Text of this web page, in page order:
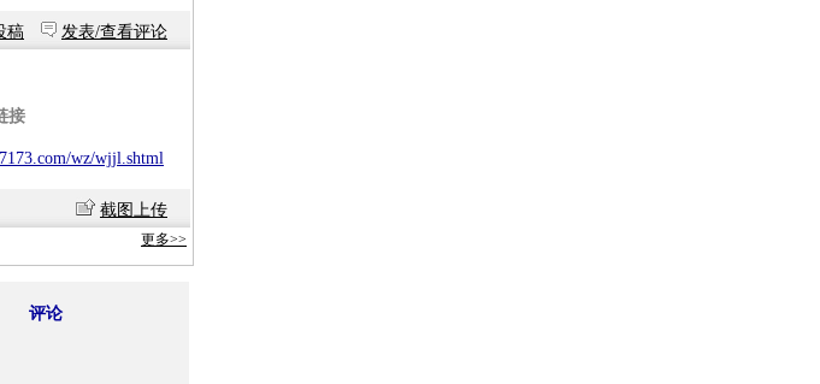
稿 发表/查看评论
接
wz/wjjl.shtml
截图上传
更多>>
评论